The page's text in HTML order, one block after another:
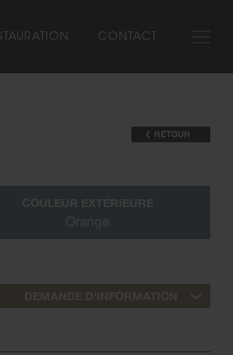
CONTACT
RETOUR
DEMANDE D'INFORMATION